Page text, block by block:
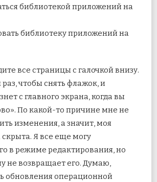
все страницы с галочкой внизу.
чтобы снять флажок, и
с главного экрана, когда вы
По какой-то причине мне не
изменения, а значит, моя
Я все еще могу
в режиме редактирования, но
не возвращает его. Думаю,
обновления операционной